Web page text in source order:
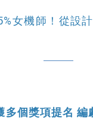
女機師！從設
多個獎項提名